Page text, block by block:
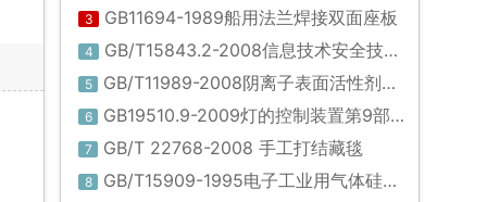
3 GB11694-1989船用法兰焊接双面座板
4 GB/T15843.2-2008信息技术安全技术实体鉴别第2部分:采用对称加密算法的机制
5 GB/T11989-2008阴离子表面活性剂石油醚溶解物含量的测定
6 GB19510.9-2009灯的控制装置第9部分：荧光灯用镇流器的特殊要求
7 GB/T 22768-2008 手工打结藏毯
8 GB/T15909-1995电子工业用气体硅烷(SiH4)